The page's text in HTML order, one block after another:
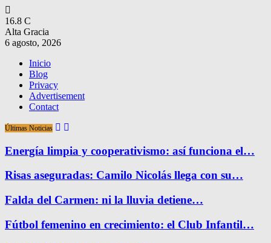
16.8 C
Alta Gracia
6 agosto, 2026
Inicio
Blog
Privacy
Advertisement
Contact
Últimas Noticias
Energía limpia y cooperativismo: así funciona el…
Risas aseguradas: Camilo Nicolás llega con su…
Falda del Carmen: ni la lluvia detiene…
Fútbol femenino en crecimiento: el Club Infantil…